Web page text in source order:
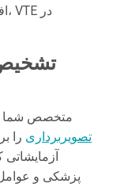
تشخیص
متخصص شما
تصویربرداری را
پزشکی و